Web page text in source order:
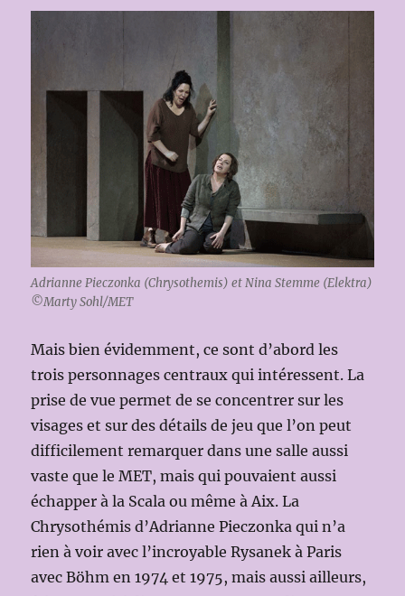
Adrianne Pieczonka (Chrysothemis) et Nina Stemme (Elektra)
©Marty Sohl/MET
Mais bien évidemment, ce sont d’abord les
trois personnages centraux qui intéressent. La
prise de vue permet de se concentrer sur les
visages et sur des détails de jeu que l’on peut
difficilement remarquer dans une salle aussi
vaste que le MET, mais qui pouvaient aussi
échapper à la Scala ou même à Aix. La
Chrysothémis d’Adrianne Pieczonka qui n’a
rien à voir avec l’incroyable Rysanek à Paris
avec Böhm en 1974 et 1975, mais aussi ailleurs,